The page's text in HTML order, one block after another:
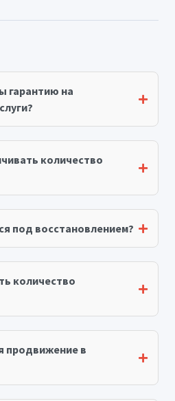
гарантию на
количество
под восстановлением?
количество
продвижение в